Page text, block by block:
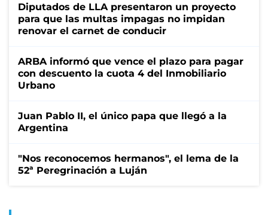
Diputados de LLA presentaron un proyecto
para que las multas impagas no impidan
renovar el carnet de conducir
ARBA informó que vence el plazo para pagar
con descuento la cuota 4 del Inmobiliario
Urbano
Juan Pablo II, el único papa que llegó a la
Argentina
"Nos reconocemos hermanos", el lema de la
52ª Peregrinación a Luján